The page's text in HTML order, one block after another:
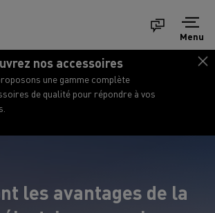
Menu
nos accessoires
une gamme complète
de qualité pour répondre à vos
les avantages de la